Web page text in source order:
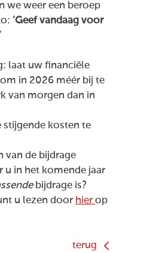
we weer een beroep
‘Geef vandaag voor
laat uw financiële
in 2026 méér bij te
van morgen dan in
stijgende kosten te
van de bijdrage
u in het komende jaar
bijdrage is?
u lezen door hier op
terug